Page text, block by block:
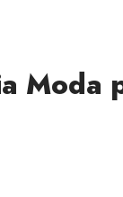
Moda